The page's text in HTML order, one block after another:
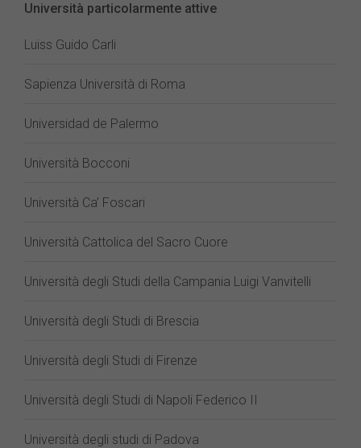
Università particolarmente attive
Luiss Guido Carli
Sapienza Università di Roma
Universidad de Palermo
Università Bocconi
Università Ca’ Foscari
Università Cattolica del Sacro Cuore
Università degli Studi della Campania Luigi Vanvitelli
Università degli Studi di Brescia
Università degli Studi di Firenze
Università degli Studi di Napoli Federico II
Università degli studi di Padova